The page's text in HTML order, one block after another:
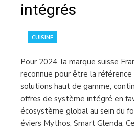
intégrés
CUISINE
Pour 2024, la marque suisse
reconnue pour être la
solutions haut de gamme,
offres de système intégré en
écosystème global au sein du
éviers Mythos, Smart Glenda,